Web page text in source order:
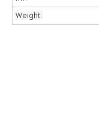
Weight